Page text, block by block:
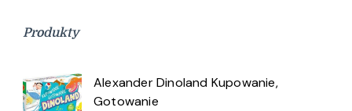
Produkty
Alexander Dinoland Kupowanie,
Gotowanie